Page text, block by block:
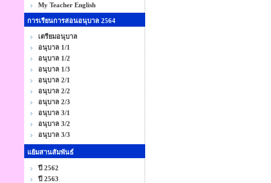
My Teacher English
การเรียนการสอนอนุบาล 2564
เตรียมอนุบาล
อนุบาล 1/1
อนุบาล 1/2
อนุบาล 1/3
อนุบาล 2/1
อนุบาล 2/2
อนุบาล 2/3
อนุบาล 3/1
อนุบาล 3/2
อนุบาล 3/3
แย้มสานสัมพันธ์
ปี 2562
ปี 2563